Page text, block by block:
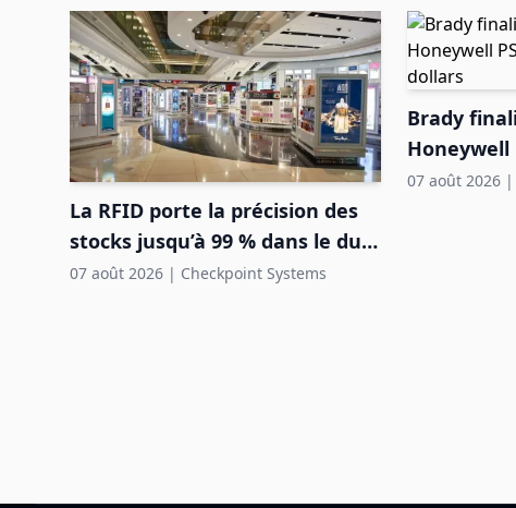
La RFID porte la précision des
stocks jusqu’à 99 % dans le duty
free aéroportuaire
07 août 2026 | Checkpoint Systems
Brady
Honeywell
de dollars
07 août 2026 |